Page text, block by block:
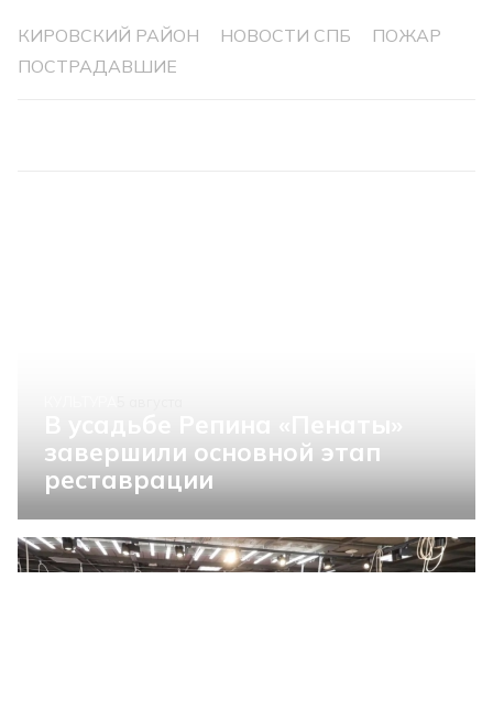
КИРОВСКИЙ РАЙОН НОВОСТИ СПБ
ПОЖАР
ПОСТРАДАВШИЕ
завершили основной этап
реставрации